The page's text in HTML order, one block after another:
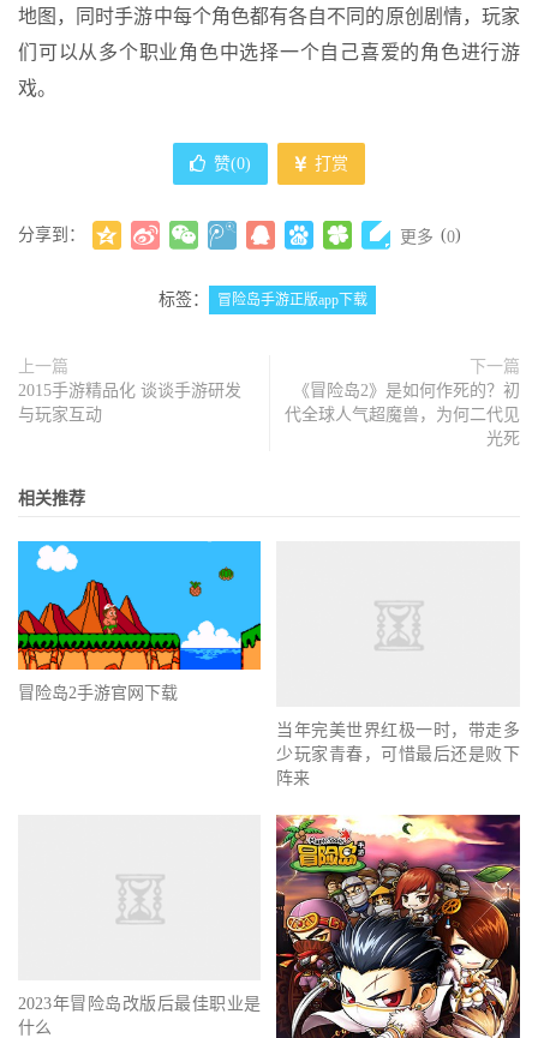
地图，同时手游中每个角色都有各自不同的原创剧情，玩家
们可以从多个职业角色中选择一个自己喜爱的角色进行游
戏。
赞(0) 打赏
分享到： 更多 (0)
标签： 冒险岛手游正版app下载
上一篇
2015手游精品化 谈谈手游研发
与玩家互动
下一篇
《冒险岛2》是如何作死的？初
代全球人气超魔兽，为何二代见
光死
相关推荐
冒险岛2手游官网下载
当年完美世界红极一时，带走多
少玩家青春，可惜最后还是败下
阵来
2023年冒险岛改版后最佳职业是
什么